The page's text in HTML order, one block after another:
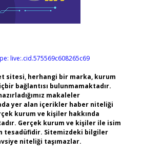
live:.cid.575569c608265c69
sitesi, herhangi bir marka, kurum
bağlantısı bulunmamaktadır.
makaleler
yer alan içerikler haber niteliği
kurum ve kişiler hakkında
Gerçek kurum ve kişiler ile isim
tesadüfidir. Sitemizdeki bilgiler
niteliği taşımazlar.